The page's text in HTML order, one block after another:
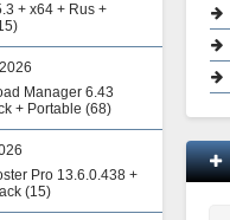
+ x64 + Rus +
Manager 6.43
+ Portable (68)
Pro 13.6.0.438 +
(15)